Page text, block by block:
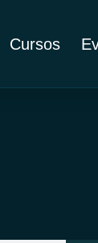
Cursos